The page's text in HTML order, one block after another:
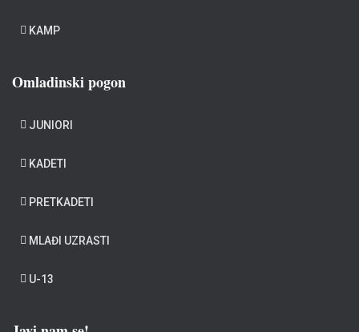
KAMP
Omladinski pogon
JUNIORI
KADETI
PRETKADETI
MLAĐI UZRASTI
U-13